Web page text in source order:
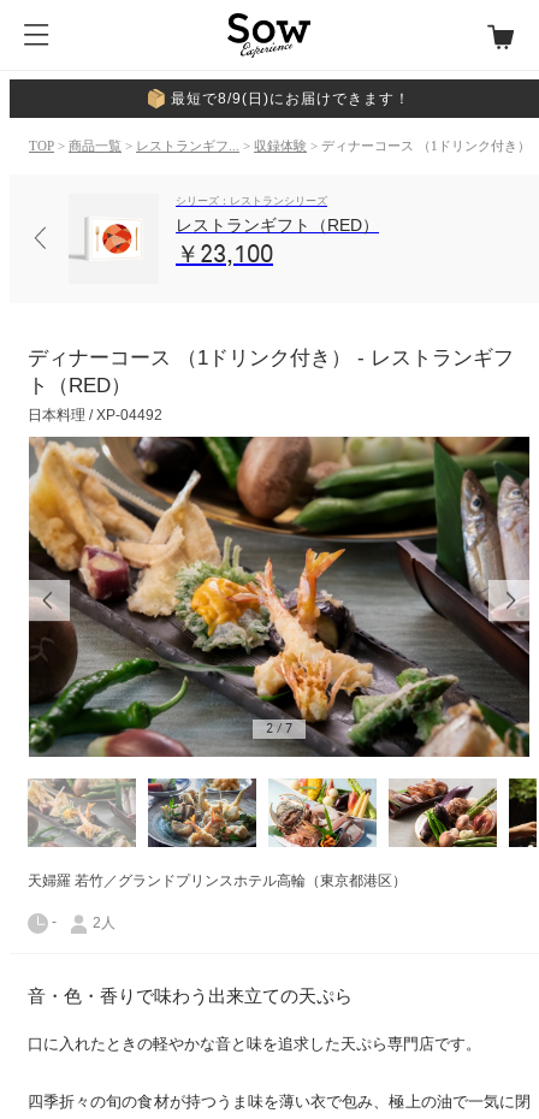
最短で8/9(日)にお届けできます！
TOP > 商品一覧 > レストランギフ... > 収録体験 > ディナーコース （1ドリンク付き）
シリーズ：レストランシリーズ
レストランギフト（RED）
￥23,100
ディナーコース （1ドリンク付き） - レストランギフ
ト（RED）
日本料理 / XP-04492
2 / 7
天婦羅 若竹／グランドプリンスホテル高輪（東京都港区）
- 2人
音・色・香りで味わう出来立ての天ぷら
口に入れたときの軽やかな音と味を追求した天ぷら専門店です。
四季折々の旬の食材が持つうま味を薄い衣で包み、極上の油で一気に閉